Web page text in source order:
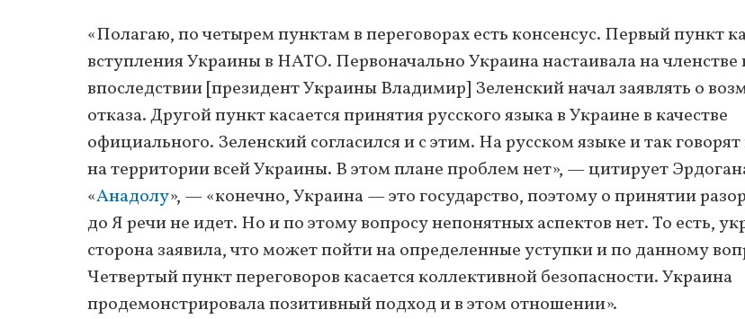
«Полагаю, по четырем пунктам в переговорах есть консенсус. Первый пункт
вступления Украины в НАТО. Первоначально Украина настаивала на членстве
впоследствии [президент Украины Владимир] Зеленский начал заявлять о
отказа. Другой пункт касается принятия русского языка в Украине в качестве
официального. Зеленский согласился и с этим. На русском языке и так
на территории всей Украины. В этом плане проблем нет», — цитирует
«Анадолу», — «конечно, Украина — это государство, поэтому о принятии
до Я речи не идет. Но и по этому вопросу непонятных аспектов нет. То есть,
сторона заявила, что может пойти на определенные уступки и по данному
Четвертый пункт переговоров касается коллективной безопасности. Украина
продемонстрировала позитивный подход и в этом отношении».